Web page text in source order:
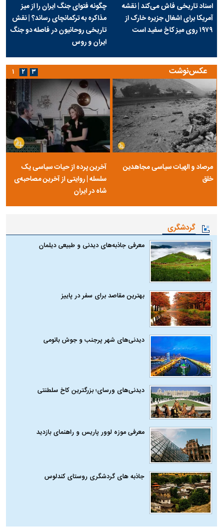
اسناد تاریخی فاش می‌کند | نقشه
آمریکا برای اشغال جزیره خارک از
۱۹۷۹ روی میز کاخ سفید است
چگونه فتوای جنگ ایران را از میز
مذاکره به ترکمانچای رساند؟ | نقش
تاریخی روحانیون در فاصله دو جنگ
ایران و روس
عکس‌نوشت
مرصاد و الهیات سیاسی مجاهدین
خلق
آخرین پرده از حیات سیاسی یک
سلسله | روایتی از آخرین مصاحبه‌ی
شاه در ایران
۱ ۲ ۳
گردشگری
معرفی جاذبه‌های دیدنی و طبیعی دیلمان
بهترین مقاصد برای سفر در پاییز
دیدنی‌های شهر پرجنب و جوش باتومی
دیدنی‌های ورسای؛ بزرگترین کاخ سلطنتی
معرفی موزه لوور پاریس و راهنمای بازدید
جاذبه های گردشگری روستای کندلوس